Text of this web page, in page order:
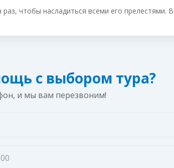
чтобы насладиться всеми его прелестями.
с выбором тура?
и мы вам перезвоним!